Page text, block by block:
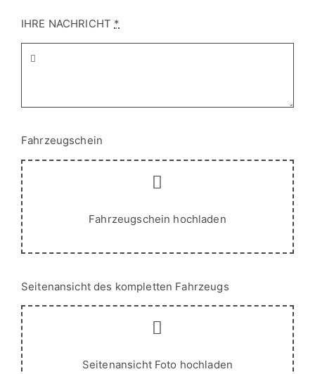
Fahrzeugschein hochladen
Seitenansicht des kompletten Fahrzeugs
Seitenansicht Foto hochladen